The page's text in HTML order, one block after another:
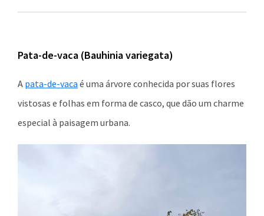
Pata-de-vaca (Bauhinia variegata)
A pata-de-vaca é uma árvore conhecida por suas flores
vistosas e folhas em forma de casco, que dão um charme
especial à paisagem urbana.